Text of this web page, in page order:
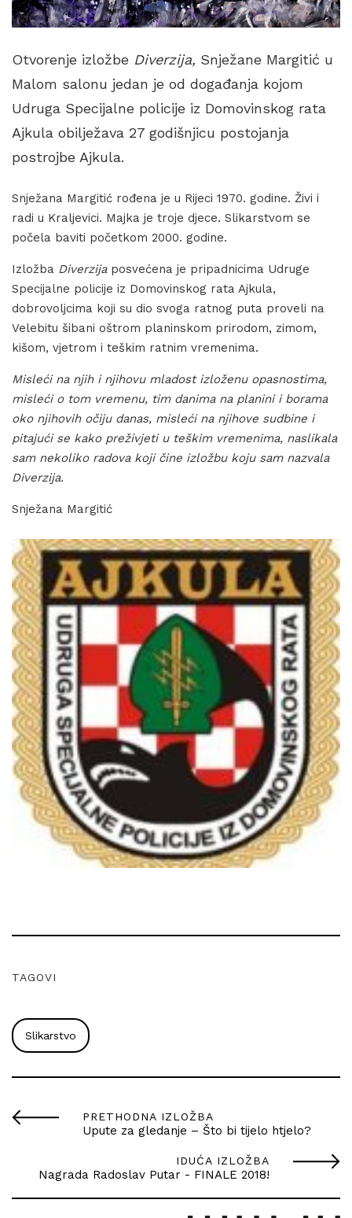
Otvorenje izložbe Diverzija, Snježane Margitić u
Malom salonu jedan je od događanja kojom
Udruga Specijalne policije iz Domovinskog rata
Ajkula obilježava 27 godišnjicu postojanja
postrojbe Ajkula.
Snježana Margitić rođena je u Rijeci 1970. godine. Živi i
radi u Kraljevici. Majka je troje djece. Slikarstvom se
počela baviti početkom 2000. godine.
Izložba Diverzijaposvećena je pripadnicima Udruge
Specijalne policije iz Domovinskog rata Ajkula,
dobrovoljcima koji su dio svoga ratnog puta proveli na
Velebitu šibani oštrom planinskom prirodom, zimom,
kišom, vjetrom i teškim ratnim vremenima.
Misleći na njih i njihovu mladost izloženu opasnostima,
misleći o tom vremenu, tim danima na planini i borama
oko njihovih očiju danas, misleći na njihove sudbine i
pitajući se kako preživjeti u teškim vremenima, naslikala
sam nekoliko radova koji čine izložbu koju sam nazvala
Diverzija.
Snježana Margitić
TAGOVI
Slikarstvo
PRETHODNA IZLOŽBA
Upute za gledanje – Što bi tijelo htjelo?
IDUĆA IZLOŽBA
Nagrada Radoslav Putar - FINALE 2018!